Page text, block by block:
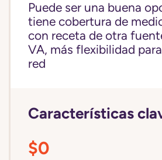
Puede ser una buena
tiene cobertura de
con receta de otra
VA, más flexibilidad
red
Características
$0